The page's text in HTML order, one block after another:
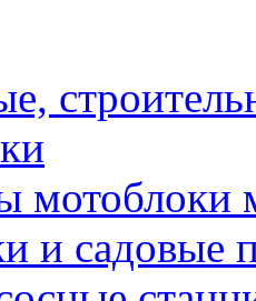
мотоблоки
и садовые